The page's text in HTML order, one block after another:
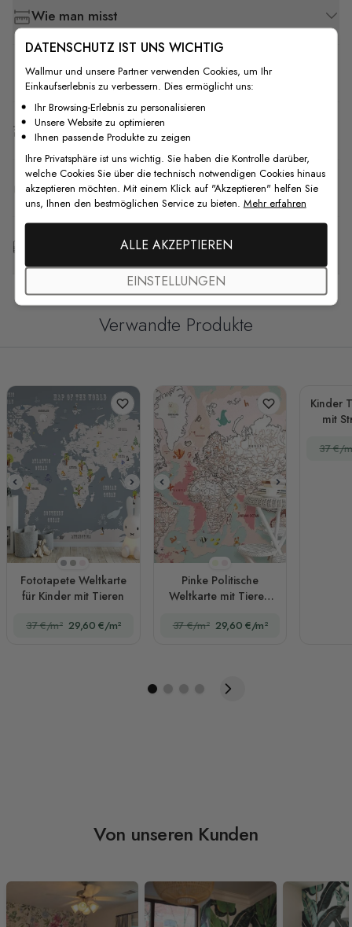
Wie man misst
Wie man installiert
Versand & Rückgabe
F.A.Q
Kostenlose Anpassung
Verwandte Produkte
Schiefergrau
Beige
Rosa
Fototapete Weltkarte
für Kinder mit Tieren
37 €/m² 29,60 €/m²
Mintgrün
Rosa
Pinke Politische
Weltkarte mit Tieren
37 €/m² 29,60 €/m²
Kinder
mit
37 €/
Von unseren Kunden
DATENSCHUTZ IST UNS WICHTIG
Wallmur und unsere Partner verwenden Cookies, um Ihr
Einkaufserlebnis zu verbessern. Dies ermöglicht uns:
Ihr Browsing-Erlebnis zu personalisieren
Unsere Website zu optimieren
Ihnen passende Produkte zu zeigen
Ihre Privatsphäre ist uns wichtig. Sie haben die Kontrolle darüber,
welche Cookies Sie über die technisch notwendigen Cookies hinaus
akzeptieren möchten. Mit einem Klick auf "Akzeptieren" helfen Sie
uns, Ihnen den bestmöglichen Service zu bieten. Mehr erfahren
ALLE AKZEPTIEREN
EINSTELLUNGEN